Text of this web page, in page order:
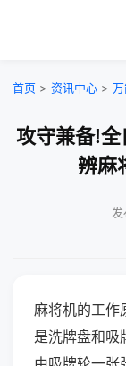
首页 > 资讯中心 >
攻守兼备!全
辨麻
麻将机的工作
是洗牌盘和吸